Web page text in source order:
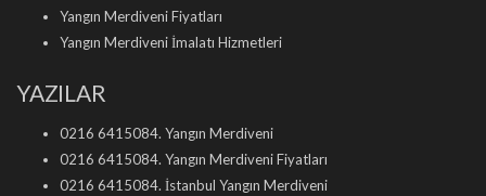
Yangın Merdiveni Fiyatları
Yangın Merdiveni İmalatı Hizmetleri
YAZILAR
0216 6415084. Yangın Merdiveni
0216 6415084. Yangın Merdiveni Fiyatları
0216 6415084. İstanbul Yangın Merdiveni